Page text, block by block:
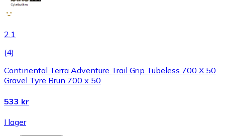
2.1
(4)
Continental Terra Adventure Trail Grip Tubeless 700 X 50
Gravel Tyre Brun 700 x 50
533 kr
I lager